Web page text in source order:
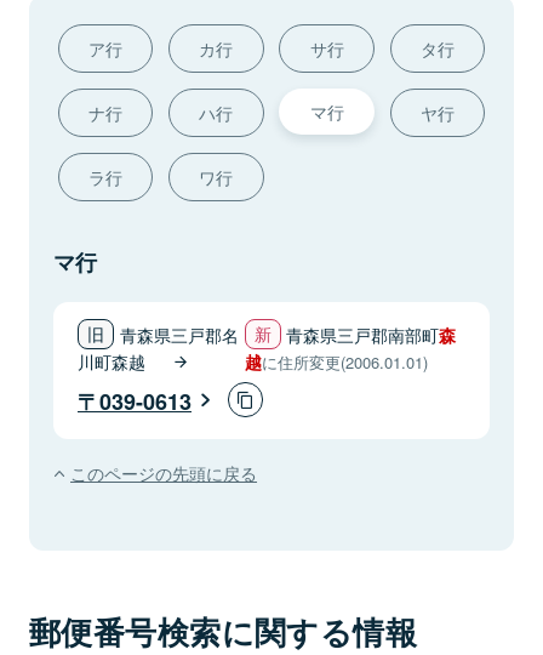
ア行 カ行 サ行 タ行
ナ行 ハ行 マ行 ヤ行
ラ行 ワ行
マ行
青森県三戸郡名
川町森越
青森県三戸郡南部町森
越に住所変更(2006.01.01)
039-0613
このページの先頭に戻る
郵便番号検索に関する情報